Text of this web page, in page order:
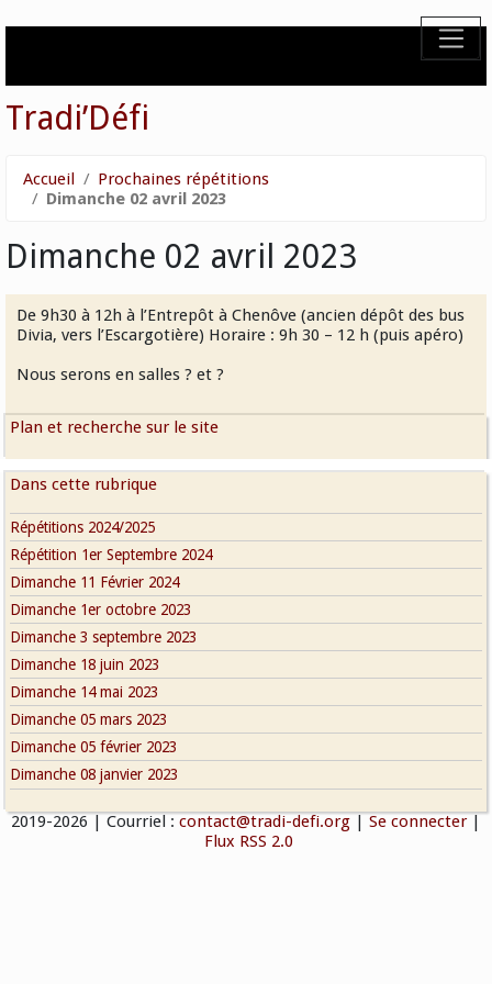
Tradi’Défi
Accueil
Prochaines répétitions
Dimanche 02 avril 2023
Dimanche 02 avril 2023
De 9h30 à 12h à l’Entrepôt à Chenôve (ancien dépôt des bus
Divia, vers l’Escargotière) Horaire : 9h 30 – 12 h (puis apéro)
Nous serons en salles ? et ?
Plan et recherche sur le site
Dans cette rubrique
Répétitions 2024/2025
Répétition 1er Septembre 2024
Dimanche 11 Février 2024
Dimanche 1er octobre 2023
Dimanche 3 septembre 2023
Dimanche 18 juin 2023
Dimanche 14 mai 2023
Dimanche 05 mars 2023
Dimanche 05 février 2023
Dimanche 08 janvier 2023
2019-2026 | Courriel : contact@tradi-defi.org | Se connecter |
Flux RSS 2.0